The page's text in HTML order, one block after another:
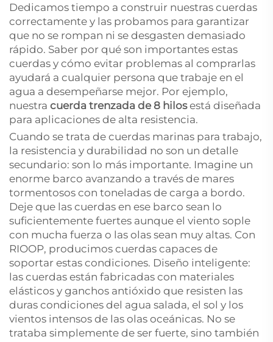
Dedicamos tiempo a construir nuestras cuerdas
correctamente y las probamos para garantizar
que no se rompan ni se desgasten demasiado
rápido. Saber por qué son importantes estas
cuerdas y cómo evitar problemas al comprarlas
ayudará a cualquier persona que trabaje en el
agua a desempeñarse mejor. Por ejemplo,
nuestra cuerda trenzada de 8 hilosestá diseñada
para aplicaciones de alta resistencia.
Cuando se trata de cuerdas marinas para trabajo,
la resistencia y durabilidad no son un detalle
secundario: son lo más importante. Imagine un
enorme barco avanzando a través de mares
tormentosos con toneladas de carga a bordo.
Deje que las cuerdas en ese barco sean lo
suficientemente fuertes aunque el viento sople
con mucha fuerza o las olas sean muy altas. Con
RIOOP, producimos cuerdas capaces de
soportar estas condiciones. Diseño inteligente:
las cuerdas están fabricadas con materiales
elásticos y ganchos antióxido que resisten las
duras condiciones del agua salada, el sol y los
vientos intensos de las olas oceánicas. No se
trataba simplemente de ser fuerte, sino también